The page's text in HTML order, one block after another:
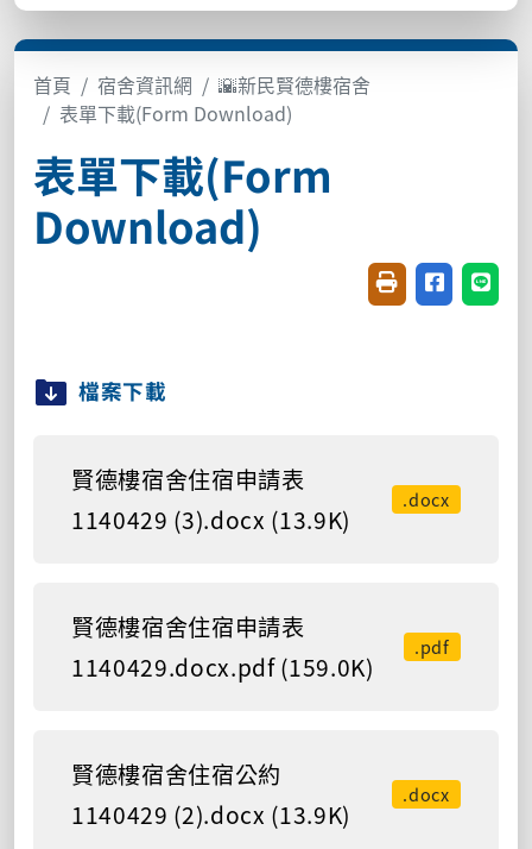
首頁 宿舍資訊網
🌇新民賢德樓宿舍
表單下載(Form Download)
表單下載(Form
Download)
友善列印(開新視
分享至臉書
分享
檔案下載
賢德樓宿舍住宿申請表
1140429 (3).docx (13.9K)
.docx
賢德樓宿舍住宿申請表
1140429.docx.pdf (159.0K)
.pdf
賢德樓宿舍住宿公約
1140429 (2).docx (13.9K)
.docx